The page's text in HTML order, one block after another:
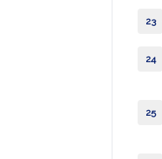
23
24
25